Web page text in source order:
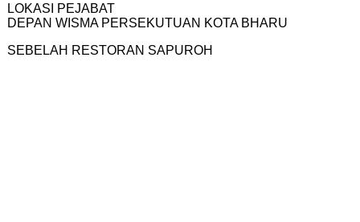
LOKASI PEJABAT
DEPAN WISMA PERSEKUTUAN KOTA BHARU
SEBELAH RESTORAN SAPUROH